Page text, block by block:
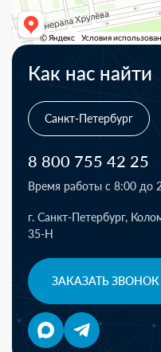
Как нас найти
Санкт-Петербург
8 800 755 42 25
Время работы с 8:00 до
г. Санкт-Петербург,
35-Н
ЗАКАЗАТЬ ЗВОНОК